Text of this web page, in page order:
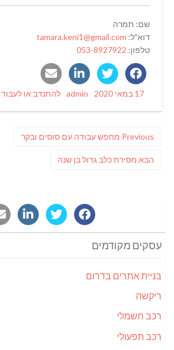
שם: תמרה
דוא"ל: tamara.keni1@gmail.com
טלפון: 053-8927922
Posted
17 במאי 2020 Author
admin
Categories
להתנדב או לעבוד
Previous
Previous
מחפש עבודה עם סוסים ובקר
הבא פוסט
מסירת כלב גדול בן שנה
עסקים מקודמים
בניית אתרים בדרום
ריקשה
רכב חשמלי
רכב תפעולי